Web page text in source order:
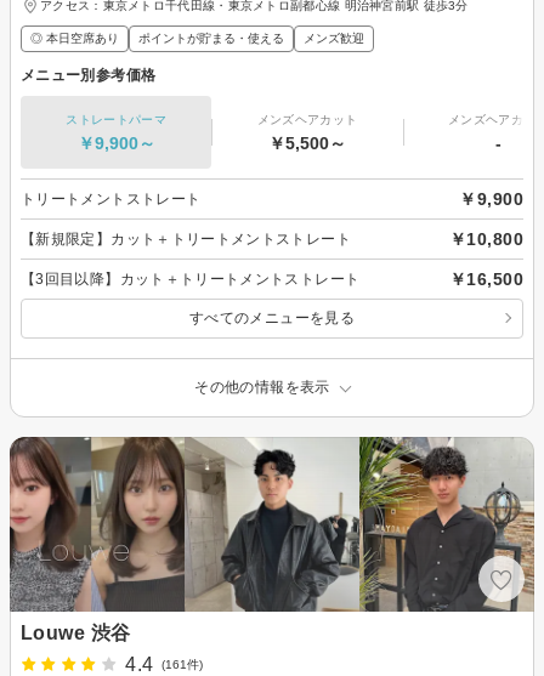
アクセス：東京メトロ千代田線・東京メトロ副都心線 明治神宮前駅 徒歩3分
◎ 本日空席あり ポイントが貯まる・使える メンズ歓迎
メニュー別参考価格
ストレートパーマ
￥9,900～
メンズヘアカット
￥5,500～
メンズヘアカラ
-
トリートメントストレート ￥9,900
【新規限定】カット＋トリートメントストレート ￥10,800
【3回目以降】カット＋トリートメントストレート ￥16,500
すべてのメニューを見る
その他の情報を表示
Louwe 渋谷
4.4
(161件)